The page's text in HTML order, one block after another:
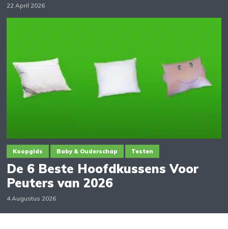
22 April 2026
Koopgids Baby & Ouderschap Testen
De 6 Beste Hoofdkussens Voor
Peuters van 2026
4 Augustus 2026